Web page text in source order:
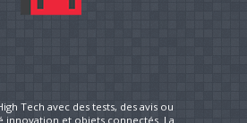
Tech avec des tests, des avis ou
innovation et objets connectés. La